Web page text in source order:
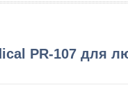
PR-107 для